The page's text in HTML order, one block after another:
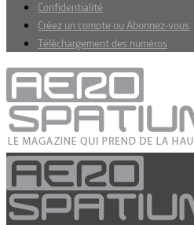
Confidentialité
Créez un compte ou Abonnez-vous
Téléchargement des numéros